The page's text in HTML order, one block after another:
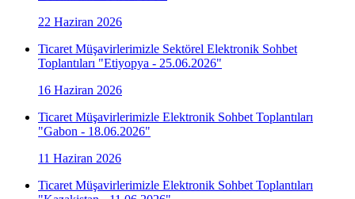
22 Haziran 2026
Ticaret Müşavirlerimizle Sektörel Elektronik Sohbet
Toplantıları "Etiyopya - 25.06.2026"
16 Haziran 2026
Ticaret Müşavirlerimizle Elektronik Sohbet Toplantıları
"Gabon - 18.06.2026"
11 Haziran 2026
Ticaret Müşavirlerimizle Elektronik Sohbet Toplantıları